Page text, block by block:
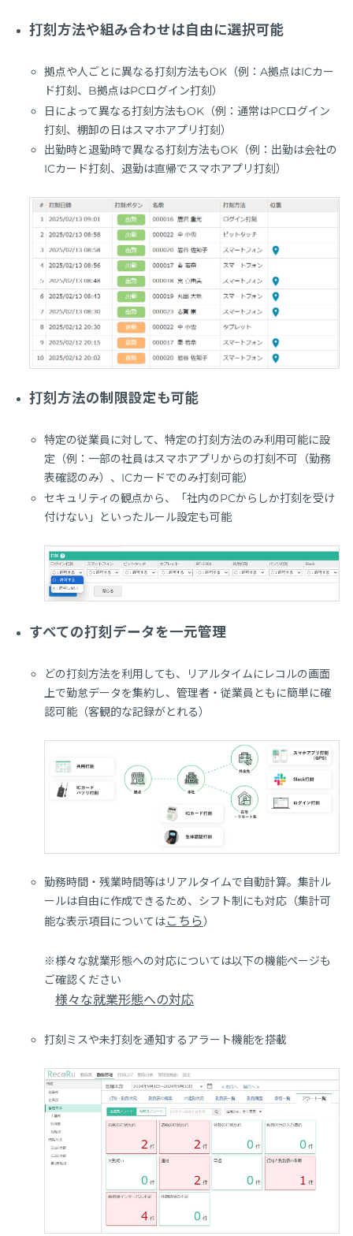
打刻方法や組み合わせは自由に選択可能
拠点や人ごとに異なる打刻方法もOK（例：A拠点はICカー
ド打刻、B拠点はPCログイン打刻）
日によって異なる打刻方法もOK（例：通常はPCログイン
打刻、棚卸の日はスマホアプリ打刻）
出勤時と退勤時で異なる打刻方法もOK（例：出勤は会社の
ICカード打刻、退勤は直帰でスマホアプリ打刻）
打刻方法の制限設定も可能
特定の従業員に対して、特定の打刻方法のみ利用可能に設
定（例：一部の社員はスマホアプリからの打刻不可（勤務
表確認のみ）、ICカードでのみ打刻可能）
セキュリティの観点から、「社内のPCからしか打刻を受け
付けない」といったルール設定も可能
すべての打刻データを一元管理
どの打刻方法を利用しても、リアルタイムにレコルの画面
上で勤怠データを集約し、管理者・従業員ともに簡単に確
認可能（客観的な記録がとれる）
勤務時間・残業時間等はリアルタイムで自動計算。集計ル
ールは自由に作成できるため、シフト制にも対応（集計可
能な表示項目についてはこちら）
※様々な就業形態への対応については以下の機能ページも
ご確認ください
様々な就業形態への対応
打刻ミスや未打刻を通知するアラート機能を搭載